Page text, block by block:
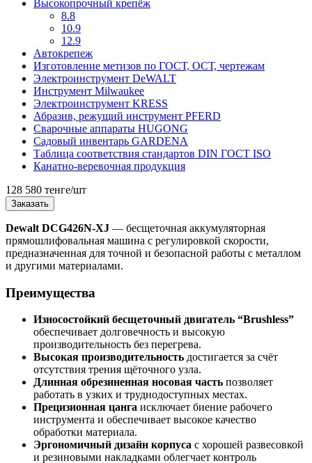
Высокопрочный крепёж
8.8
10.9
12.9
Автокрепеж
Изготовление метизов по ГОСТ, ОСТ, чертежам
Электроинструмент DeWALT
Инструмент Milwaukee
Электроинструмент KRESS
Абразив, режущий инструмент PFERD
Сварочные аппараты HUGONG
Садовый инвентарь GARDENA
Таблица соответствия стандартов DIN ГОСТ ISO
Канатно-веревочная продукция
128 580 тенге/шт
Заказать
Dewalt DCG426N-XJ — бесщеточная аккумуляторная
прямошлифовальная машина с регулировкой скорости,
предназначенная для точной и безопасной работы с металлом
и другими материалами.
Преимущества
Износостойкий бесщеточный двигатель “Brushless”
обеспечивает долговечность и высокую
производительность без перегрева.
Высокая производительность достигается за счёт
отсутствия трения щёточного узла.
Длинная обрезиненная носовая часть позволяет
работать в узких и труднодоступных местах.
Прецизионная цанга исключает биение рабочего
инструмента и обеспечивает высокое качество
обработки материала.
Эргономичный дизайн корпуса с хорошей развесовкой
и резиновыми накладками облегчает контроль